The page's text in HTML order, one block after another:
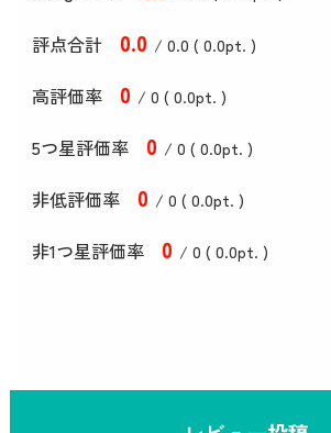
評点合計 0.0 / 0.0 ( 0.0pt. )
高評価率 0 / 0 ( 0.0pt. )
5つ星評価率 0 / 0 ( 0.0pt. )
非低評価率 0 / 0 ( 0.0pt. )
非1つ星評価率 0 / 0 ( 0.0pt. )